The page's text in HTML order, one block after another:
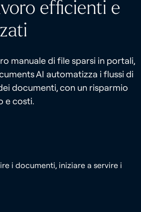
efficienti e
manuale di file sparsi in portali,
AI automatizza i flussi di
documenti, con un risparmio
e costi.